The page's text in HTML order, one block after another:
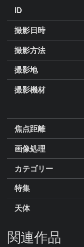
ID
撮影日時
撮影方法
撮影地
撮影機材
焦点距離
画像処理
カテゴリー
特集
天体
関連作品